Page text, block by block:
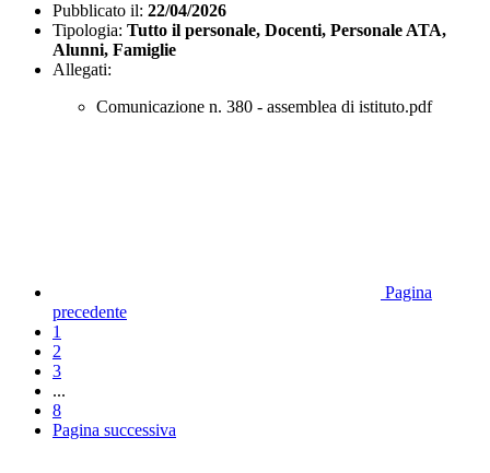
Pubblicato il: 22/04/2026
Tipologia: Tutto il personale, Docenti, Personale ATA,
Alunni, Famiglie
Allegati:
Comunicazione n. 380 - assemblea di istituto.pdf
Pagina
precedente
1
2
3
...
8
Pagina successiva